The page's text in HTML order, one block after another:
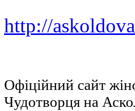
http://
Офіційний сайт
Чудотворця на